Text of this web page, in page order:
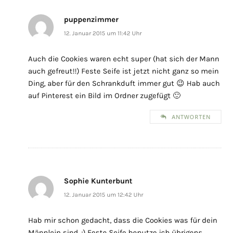
puppenzimmer
12. Januar 2015 um 11:42 Uhr
Auch die Cookies waren echt super (hat sich der Mann
auch gefreut!!) Feste Seife ist jetzt nicht ganz so mein
Ding, aber für den Schrankduft immer gut 😉 Hab auch
auf Pinterest ein Bild im Ordner zugefügt 🙂
ANTWORTEN
Sophie Kunterbunt
12. Januar 2015 um 12:42 Uhr
Hab mir schon gedacht, dass die Cookies was für dein